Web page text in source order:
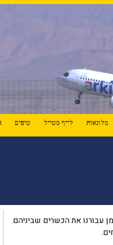
מלונאות לייף סטייל טיפים
עבורנו את הכשרים שביניהם.